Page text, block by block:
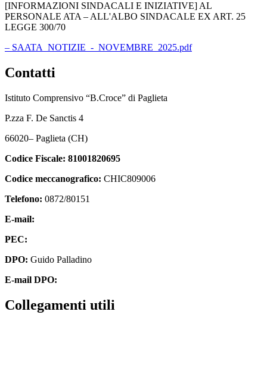
[INFORMAZIONI SINDACALI E INIZIATIVE] AL
PERSONALE ATA – ALL'ALBO SINDACALE EX ART. 25
LEGGE 300/70
– SAATA_NOTIZIE_-_NOVEMBRE_2025.pdf
Contatti
Istituto Comprensivo “B.Croce” di Paglieta
P.zza F. De Sanctis 4
66020– Paglieta (CH)
Codice Fiscale: 81001820695
Codice meccanografico: CHIC809006
Telefono: 0872/80151
E-mail:
PEC:
DPO: Guido Palladino
E-mail DPO:
Collegamenti utili